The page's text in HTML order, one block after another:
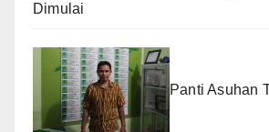
Dimulai
Panti Asuhan